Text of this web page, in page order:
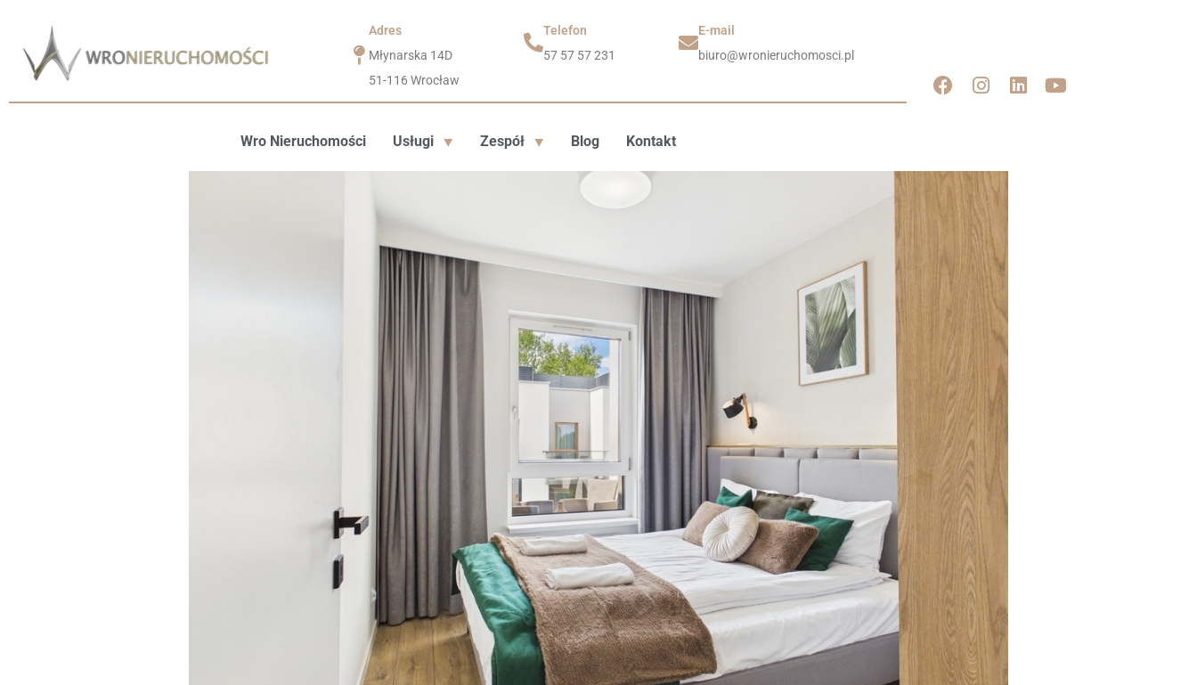
Adres
Młynarska 14D
51-116 Wrocław
Telefon
57 57 57 231
E-mail
biuro@wronieruchomosci.pl
Wro Nieruchomości Usługi Zespół Blog Kontakt